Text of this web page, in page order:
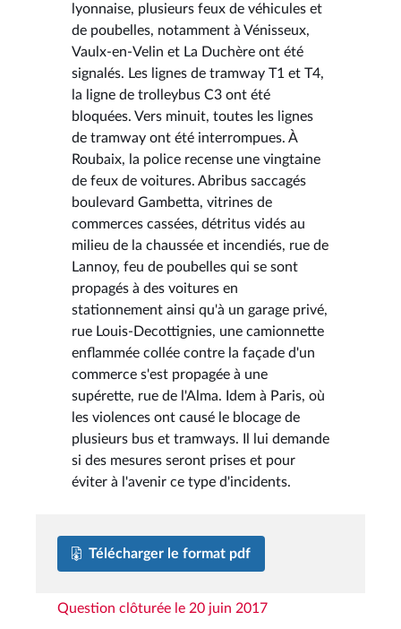
lyonnaise, plusieurs feux de véhicules et
de poubelles, notamment à Vénisseux,
Vaulx-en-Velin et La Duchère ont été
signalés. Les lignes de tramway T1 et T4,
la ligne de trolleybus C3 ont été
bloquées. Vers minuit, toutes les lignes
de tramway ont été interrompues. À
Roubaix, la police recense une vingtaine
de feux de voitures. Abribus saccagés
boulevard Gambetta, vitrines de
commerces cassées, détritus vidés au
milieu de la chaussée et incendiés, rue de
Lannoy, feu de poubelles qui se sont
propagés à des voitures en
stationnement ainsi qu'à un garage privé,
rue Louis-Decottignies, une camionnette
enflammée collée contre la façade d'un
commerce s'est propagée à une
supérette, rue de l'Alma. Idem à Paris, où
les violences ont causé le blocage de
plusieurs bus et tramways. Il lui demande
si des mesures seront prises et pour
éviter à l'avenir ce type d'incidents.
Télécharger le format pdf
Question clôturée le 20 juin 2017